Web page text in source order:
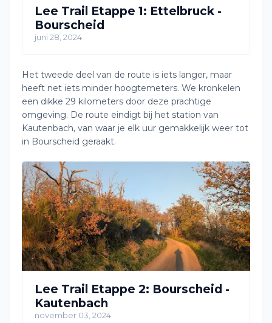
Lee Trail Etappe 1: Ettelbruck -
Bourscheid
juni 28, 2024
Het tweede deel van de route is iets langer, maar
heeft net iets minder hoogtemeters. We kronkelen
een dikke 29 kilometers door deze prachtige
omgeving. De route eindigt bij het station van
Kautenbach, van waar je elk uur gemakkelijk weer tot
in Bourscheid geraakt.
Lee Trail Etappe 2: Bourscheid -
Kautenbach
november 03, 2024